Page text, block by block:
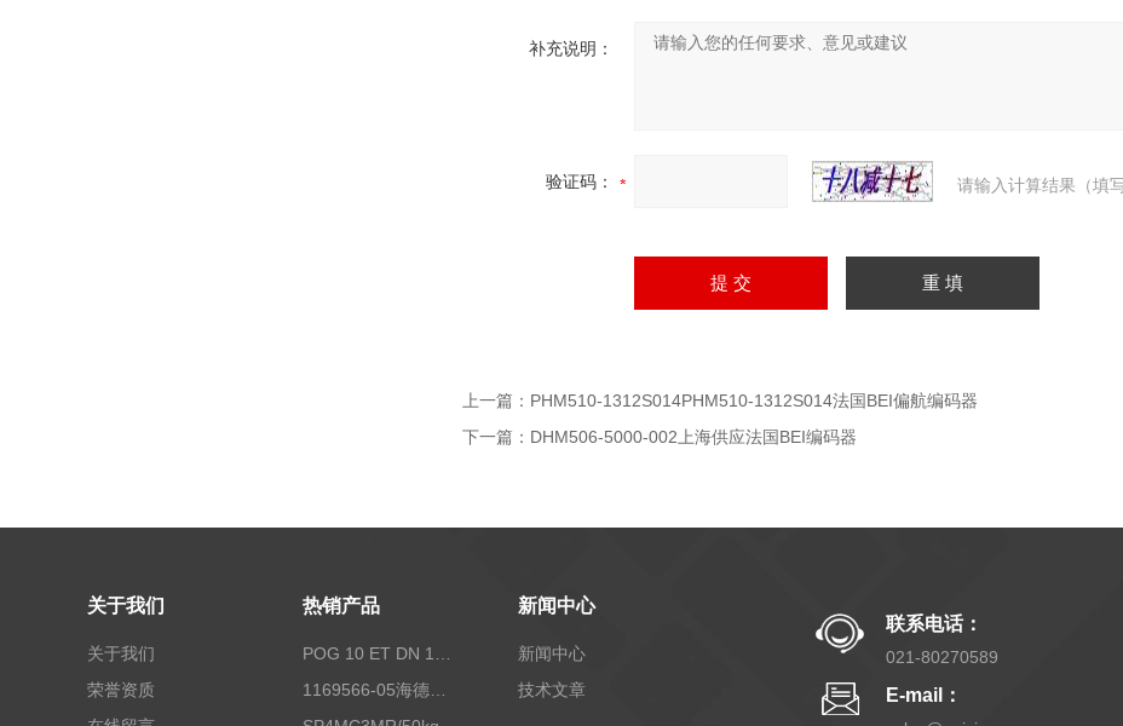
补充说明：
验证码： 请输入计算结果（填
上一篇： PHM510-1312S014PHM510-1312S014法国BEI偏航编码器
下一篇： DHM506-5000-002上海供应法国BEI编码器
关于我们
关于我们
荣誉资质
热销产品 新闻中心
新闻中心
技术文章
联系电话：
021-80270589
E-mail：